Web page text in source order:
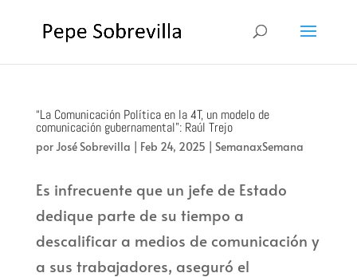
“La Comunicación Política en la 4T, un modelo de
comunicación gubernamental”: Raúl Trejo
porJosé Sobrevilla | Feb 24, 2025 | SemanaxSemana
Es infrecuente que un jefe de Estado
dedique parte de su tiempo a
descalificar a medios de comunicación y
a sus trabajadores, aseguró el